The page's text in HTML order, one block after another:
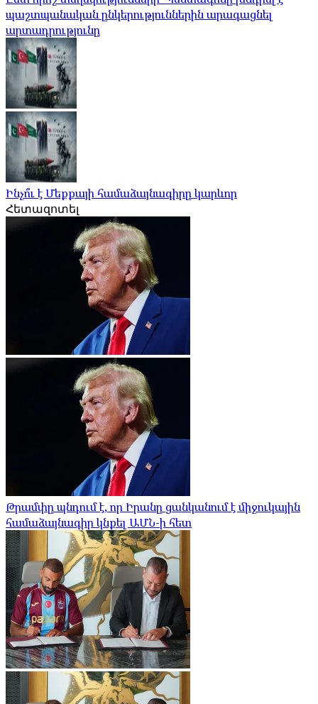
պաշտպանական ընկերություններին արագացնել
արտադրությունը
Ինչո՞ւ է Մեքքայի համաձայնագիրը կարևոր
Հետազոտել
Թրամփը պնդում է, որ Իրանը ցանկանում է միջուկային
համաձայնագիր կնքել ԱՄՆ-ի հետ